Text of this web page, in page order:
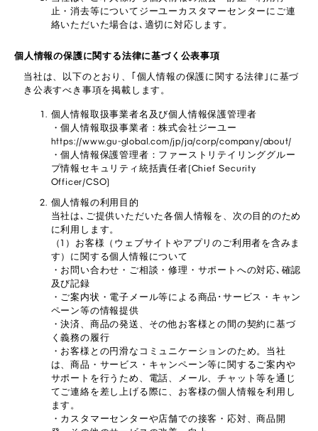
止・消去等についてジーユーカスタマーセンターにご連
絡いただいた場合は､適切に対応します。
個人情報の保護に関する法律に基づく公表事項
当社は、以下のとおり、｢個人情報の保護に関する法律｣に基づ
き公表すべき事項を掲載します。
個人情報取扱事業者名及び個人情報保護管理者
・個人情報取扱事業者：株式会社ジーユー
https://www.gu-global.com/jp/ja/corp/company/about/
・個人情報保護管理者：ファーストリテイリンググルー
プ情報セキュリティ統括責任者(Chief Security
Officer/CSO)
個人情報の利用目的
当社は､ご提供いただいた各個人情報を、次の目的のため
に利用します。
（1）お客様（ウェブサイトやアプリのご利用者を含みま
す）に関する個人情報について
・お問い合わせ・ご相談・修理・サポートへの対応､確認
及び記録
・ご案内状・電子メール等による商品･サービス・キャン
ペーン等の情報提供
・決済、商品の発送、その他お客様との間の契約に基づ
く義務の履行
・お客様との円滑なコミュニケーションのため。当社
は、商品・サービス・キャンペーン等に関するご案内や
サポートを行うため、電話、メール、チャット等を通じ
てご連絡を差し上げる際に、お客様の個人情報を利用し
ます。
・カスタマーセンターや店舗での接客・応対、商品開